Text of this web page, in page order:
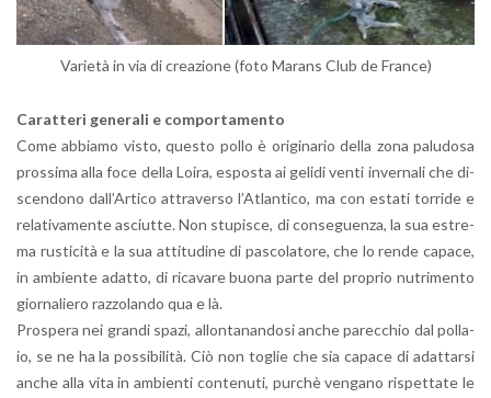
Va­rie­tà in via di crea­zio­ne (foto Ma­rans Club de Fran­ce)
Ca­rat­te­ri ge­ne­ra­li e com­por­ta­men­to
Come ab­bia­mo visto, que­sto pollo è ori­gi­na­rio della zona pa­lu­do­sa
pros­si­ma alla foce della Loira, espo­sta ai ge­li­di venti in­ver­na­li che di­
scen­do­no dal­l’Ar­ti­co at­tra­ver­so l’A­tlan­ti­co, ma con esta­ti tor­ri­de e
re­la­ti­va­men­te asciut­te. Non stu­pi­sce, di con­se­guen­za, la sua estre­
ma ru­sti­ci­tà e la sua at­ti­tu­di­ne di pa­sco­la­to­re, che lo rende ca­pa­ce,
in am­bien­te adat­to, di ri­ca­va­re buona parte del pro­prio nu­tri­men­to
gior­na­lie­ro raz­zo­lan­do qua e là.
Pro­spe­ra nei gran­di spazi, al­lon­ta­nan­do­si anche pa­rec­chio dal pol­la­
io, se ne ha la pos­si­bi­li­tà. Ciò non to­glie che sia ca­pa­ce di adat­tar­si
anche alla vita in am­bien­ti con­te­nu­ti, pur­chè ven­ga­no ri­spet­ta­te le